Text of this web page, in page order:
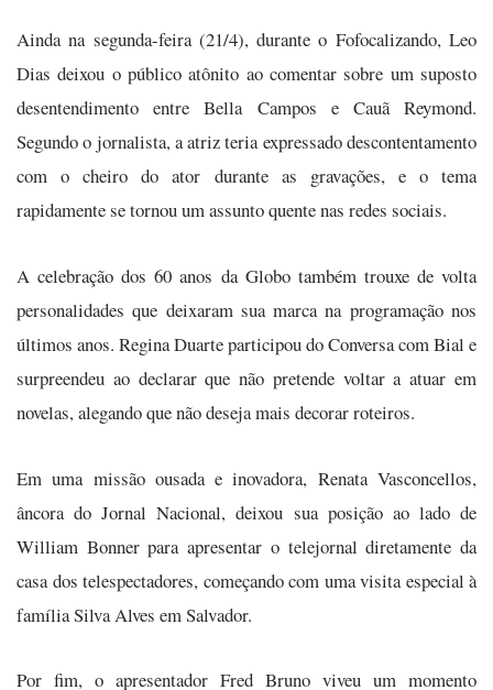
Ainda na segunda-feira (21/4), durante o Fofocalizando, Leo
Dias deixou o público atônito ao comentar sobre um suposto
desentendimento entre Bella Campos e Cauã Reymond.
Segundo o jornalista, a atriz teria expressado descontentamento
com o cheiro do ator durante as gravações, e o tema
rapidamente se tornou um assunto quente nas redes sociais.
A celebração dos 60 anos da Globo também trouxe de volta
personalidades que deixaram sua marca na programação nos
últimos anos. Regina Duarte participou do Conversa com Bial e
surpreendeu ao declarar que não pretende voltar a atuar em
novelas, alegando que não deseja mais decorar roteiros.
Em uma missão ousada e inovadora, Renata Vasconcellos,
âncora do Jornal Nacional, deixou sua posição ao lado de
William Bonner para apresentar o telejornal diretamente da
casa dos telespectadores, começando com uma visita especial à
família Silva Alves em Salvador.
Por fim, o apresentador Fred Bruno viveu um momento